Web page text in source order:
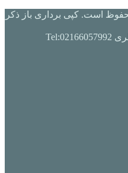
است. کپی برداری باز ذکر
طراحی و پشتیبانی: ایده پردازان نظری Tel:02166057992